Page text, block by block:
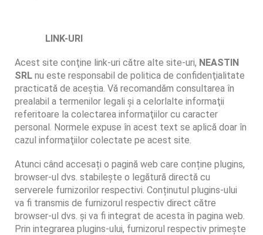
LINK-URI
Acest site conţine link-uri către alte site-uri, NEASTIN
SRL nu este responsabil de politica de confidenţialitate
practicată de aceştia. Vă recomandăm consultarea în
prealabil a termenilor legali şi a celorlalte informaţii
referitoare la colectarea informaţiilor cu caracter
personal. Normele expuse în acest text se aplică doar în
cazul informaţiilor colectate pe acest site.
Atunci când accesați o pagină web care conține plugins,
browser-ul dvs. stabilește o legătură directă cu
serverele furnizorilor respectivi. Conținutul plugins-ului
va fi transmis de furnizorul respectiv direct către
browser-ul dvs. și va fi integrat de acesta în pagina web.
Prin integrarea plugins-ului, furnizorul respectiv primește